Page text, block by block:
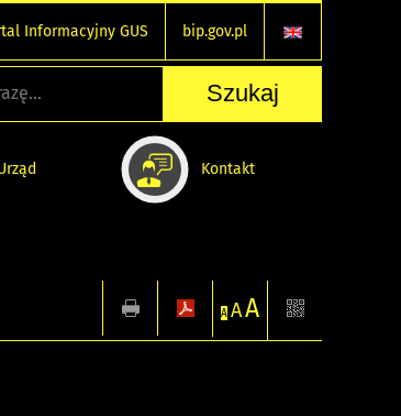
Informacyjny GUS bip.gov.pl
Kontakt
A AA